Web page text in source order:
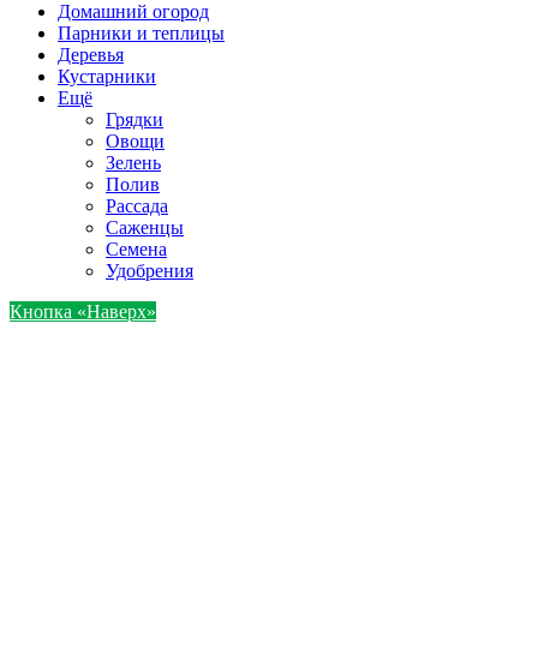
Домашний огород
Парники и теплицы
Деревья
Кустарники
Ещё
Грядки
Овощи
Зелень
Полив
Рассада
Саженцы
Семена
Удобрения
Кнопка «Наверх»